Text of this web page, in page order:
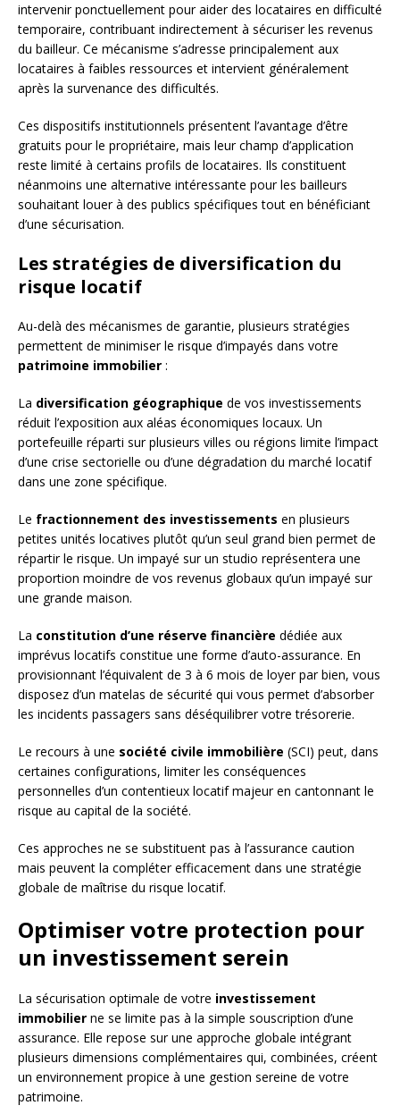
intervenir ponctuellement pour aider des locataires en difficulté
temporaire, contribuant indirectement à sécuriser les revenus
du bailleur. Ce mécanisme s’adresse principalement aux
locataires à faibles ressources et intervient généralement
après la survenance des difficultés.
Ces dispositifs institutionnels présentent l’avantage d’être
gratuits pour le propriétaire, mais leur champ d’application
reste limité à certains profils de locataires. Ils constituent
néanmoins une alternative intéressante pour les bailleurs
souhaitant louer à des publics spécifiques tout en bénéficiant
d’une sécurisation.
Les stratégies de diversification du
risque locatif
Au-delà des mécanismes de garantie, plusieurs stratégies
permettent de minimiser le risque d’impayés dans votre
patrimoine immobilier :
La diversification géographique de vos investissements
réduit l’exposition aux aléas économiques locaux. Un
portefeuille réparti sur plusieurs villes ou régions limite l’impact
d’une crise sectorielle ou d’une dégradation du marché locatif
dans une zone spécifique.
Le fractionnement des investissements en plusieurs
petites unités locatives plutôt qu’un seul grand bien permet de
répartir le risque. Un impayé sur un studio représentera une
proportion moindre de vos revenus globaux qu’un impayé sur
une grande maison.
La constitution d’une réserve financière dédiée aux
imprévus locatifs constitue une forme d’auto-assurance. En
provisionnant l’équivalent de 3 à 6 mois de loyer par bien, vous
disposez d’un matelas de sécurité qui vous permet d’absorber
les incidents passagers sans déséquilibrer votre trésorerie.
Le recours à une société civile immobilière (SCI) peut, dans
certaines configurations, limiter les conséquences
personnelles d’un contentieux locatif majeur en cantonnant le
risque au capital de la société.
Ces approches ne se substituent pas à l’assurance caution
mais peuvent la compléter efficacement dans une stratégie
globale de maîtrise du risque locatif.
Optimiser votre protection pour
un investissement serein
La sécurisation optimale de votre investissement
immobilier ne se limite pas à la simple souscription d’une
assurance. Elle repose sur une approche globale intégrant
plusieurs dimensions complémentaires qui, combinées, créent
un environnement propice à une gestion sereine de votre
patrimoine.